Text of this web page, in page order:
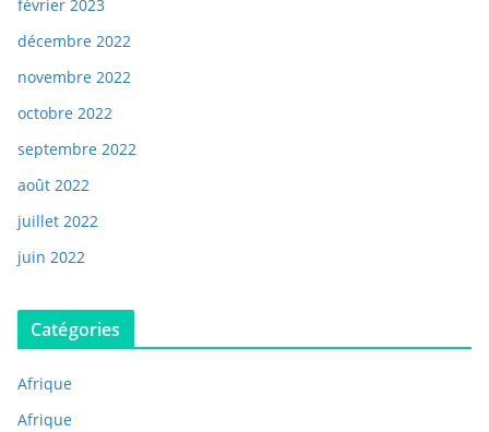
février 2023
décembre 2022
novembre 2022
octobre 2022
septembre 2022
août 2022
juillet 2022
juin 2022
Catégories
Afrique
Afrique